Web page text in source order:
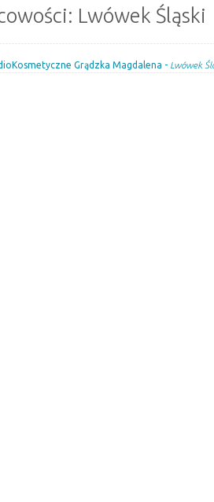
Lwówek Śląski
Grądzka Magdalena - Lwówek